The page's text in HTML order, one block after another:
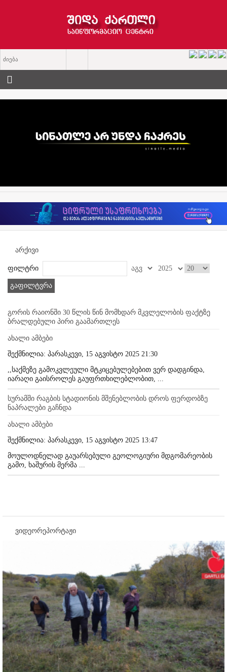
არქივი
ფილტრი
გაფილტვრა
გორის რაიონში 30 წლის წინ მომხდარ მკვლელობის ფაქტზე
ბრალდებული პირი გაამართლეს
ახალი ამბები
შექმნილია: პარასკევი, 15 აგვისტო 2025 21:30
,,საქმეზე გამოკვლეული მტკიცებულებებით ვერ დადგინდა,
იარაღი გაისროლეს გაუფრთხილებლობით, ...
სურამში რაგბის სტადიონის მშენებლობის დროს ფერდობზე
ნაპრალები გაჩნდა
ახალი ამბები
შექმნილია: პარასკევი, 15 აგვისტო 2025 13:47
მოულოდნელად გაუარსებული გეოლოგიური მდგომარეობის
გამო, ხაშურის მერმა ...
ვიდეორეპორტაჟი